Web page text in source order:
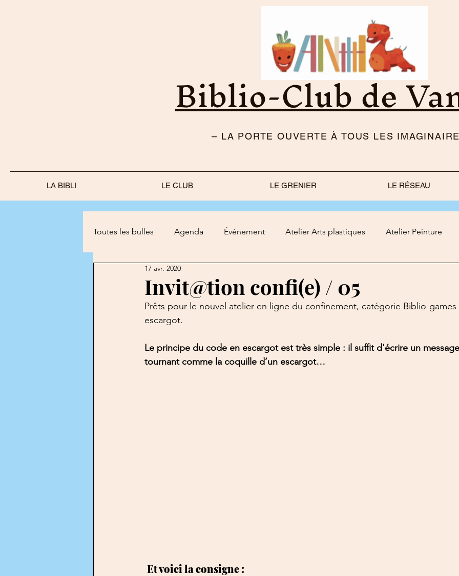
Biblio-Club de
– LA PORTE OUVERTE À TOUS LES
LA BIBLI LE CLUB LE GRENIER LE RÉSEAU
Toutes les bulles Agenda Événement Atelier Arts plastiques Atelier Peinture
Les Petits Poucets
Clics et déclics Podcasts Les Croque-
Invit@tion confi(e) / 05
17 avr. 2020
Prêts pour le nouvel atelier en ligne du confinement, catégorie Biblio-
escargot.
Le principe du code en escargot est très simple : il suffit d'écrire un
tournant comme la coquille d’un escargot…
Et voici la consigne :